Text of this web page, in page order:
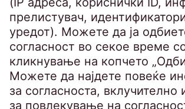
crossborder@eos-solutions.com